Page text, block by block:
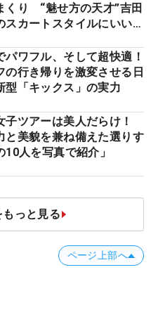
くり “魅せ方の天才”吉田
スカートスタイルにいい
パワフル、そして超快適！
の行き帰りを激変させる日
型「キックス」の実力
子ツアーは美人だらけ！
と美貌を兼ね備えた選りす
10人を写真で紹介」
っと見る
ページ上部へ